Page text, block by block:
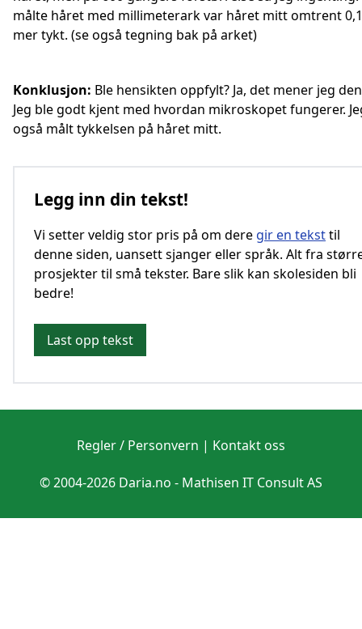
målte håret med millimeterark var håret mitt omtrent
mer tykt. (se også tegning bak på arket)
Konklusjon: Ble hensikten oppfylt? Ja, det mener jeg
Jeg ble godt kjent med hvordan mikroskopet fungerer.
også målt tykkelsen på håret mitt.
Legg inn din tekst!
Vi setter veldig stor pris på om dere gir en teksttil
denne siden, uansett sjanger eller språk. Alt fra
prosjekter til små tekster. Bare slik kan skolesiden bli
bedre!
Last opp tekst
Regler / Personvern | Kontakt oss
© 2004-2026 Daria.no - Mathisen IT Consult AS